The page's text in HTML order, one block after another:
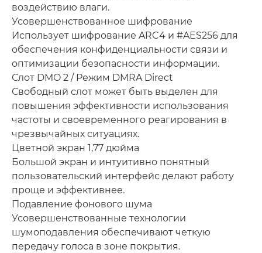
воздействию влаги.
Усовершенствованное шифрование
Использует шифрование ARC4 и #AES256 для
обеспечения конфиденциальности связи и
оптимизации безопасности информации.
Слот DMO 2 / Режим DMRA Direct
Свободный слот может быть выделен для
повышения эффективности использования
частоты и своевременного реагирования в
чрезвычайных ситуациях.
Цветной экран 1,77 дюйма
Большой экран и интуитивно понятный
пользовательский интерфейс делают работу
проще и эффективнее.
Подавление фонового шума
Усовершенствованные технологии
шумоподавления обеспечивают четкую
передачу голоса в зоне покрытия.